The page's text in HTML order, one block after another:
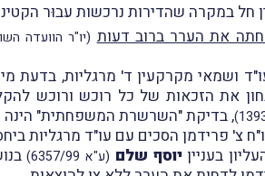
חל במקרה שהדירות נרכשות עבוּר
את הערר ברוב דעות (יו"ר הוועדה
ושמאי מקרקעין ד' מרגליות, בדעת
את הזכאות של כל רוכש ורוכש
, בדיקת "השרשרת המשפחתית" הינה
צ' פרידמן הסכים עם עו"ד מרגליות
בעניין יוסף שלם (ע"א 6357/99)